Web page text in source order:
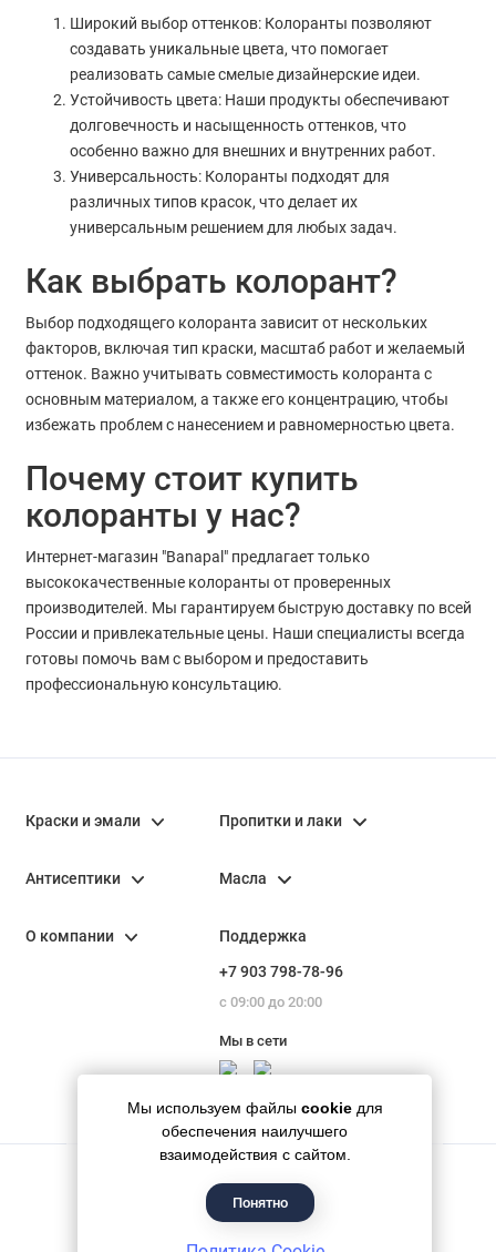
Широкий выбор оттенков: Колоранты позволяют
создавать уникальные цвета, что помогает
реализовать самые смелые дизайнерские идеи.
Устойчивость цвета: Наши продукты обеспечивают
долговечность и насыщенность оттенков, что
особенно важно для внешних и внутренних работ.
Универсальность: Колоранты подходят для
различных типов красок, что делает их
универсальным решением для любых задач.
Как выбрать колорант?
Выбор подходящего колоранта зависит от нескольких
факторов, включая тип краски, масштаб работ и желаемый
оттенок. Важно учитывать совместимость колоранта с
основным материалом, а также его концентрацию, чтобы
избежать проблем с нанесением и равномерностью цвета.
Почему стоит купить
колоранты у нас?
Интернет-магазин "Banapal" предлагает только
высококачественные колоранты от проверенных
производителей. Мы гарантируем быструю доставку по всей
России и привлекательные цены. Наши специалисты всегда
готовы помочь вам с выбором и предоставить
профессиональную консультацию.
Мы используем файлы cookie для
обеспечения наилучшего
взаимодействия с сайтом.
Понятно
Краски и эмали Пропитки и лаки
Антисептики Масла
О компании
Поддержка
+7 903 798-78-96
с 09:00 до 20:00
Мы в сети
Гипермаркет красок «Банапал», 2018 - 2026